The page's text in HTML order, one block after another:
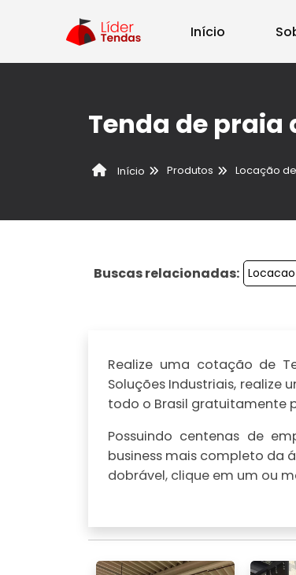
Início
Tenda de praia
Início Produtos Locação
Buscas relacionadas:
Realize uma cotação de
Soluções Industriais,
todo o Brasil gratuitamente
Possuindo centenas de
business mais completo da
dobrável, clique em um ou